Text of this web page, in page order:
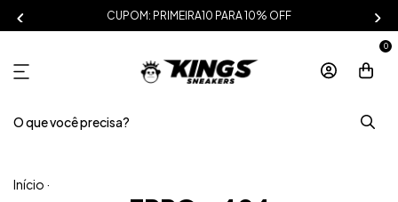
CUPOM: PRIMEIRA10 PARA 10% OFF
0
Início ·